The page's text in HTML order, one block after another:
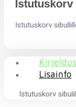
Istutuskorv
Istutuskorv
Kirjeldus
Lisainfo
Istutuskorv